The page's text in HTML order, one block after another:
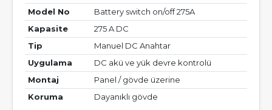
Model No
Battery switch on/off 275A
Kapasite
275 A DC
Tip
Manuel DC Anahtar
Uygulama
DC akü ve yük devre kontrolü
Montaj
Panel / gövde üzerine
Koruma
Dayanıklı gövde